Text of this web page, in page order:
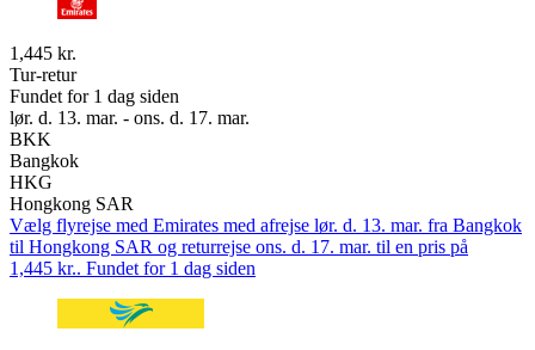
1,445 kr.
Tur-retur
Fundet for 1 dag siden
lør. d. 13. mar. - ons. d. 17. mar.
BKK
Bangkok
HKG
Hongkong SAR
Vælg flyrejse med Emirates med afrejse lør. d. 13. mar. fra Bangkok
til Hongkong SAR og returrejse ons. d. 17. mar. til en pris på
1,445 kr.. Fundet for 1 dag siden